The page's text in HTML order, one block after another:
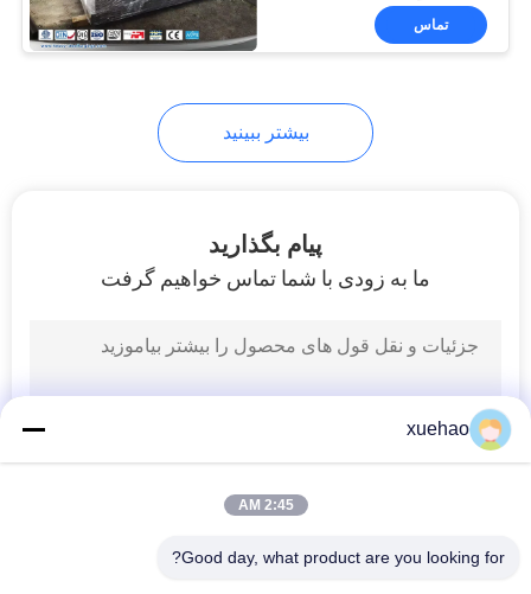
Carbon Steel
Steam Turbine Rotor
Forging
21
تماس
بیشتر ببینید
پیام بگذارید
ما به زودی با شما تماس خواهیم گرفت
xuehao
2:45 AM
Good day, what product are you looking for?